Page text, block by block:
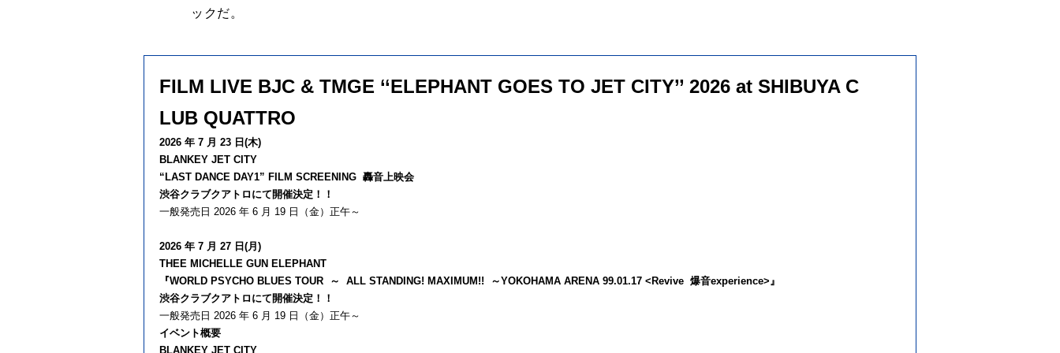
ックだ。
FILM LIVE BJC & TMGE ‘‘ELEPHANT GOES TO JET CITY’’ 2026 at SHIBUYA C
LUB QUATTRO
2026 年 7 月 23 日(木)
BLANKEY JET CITY
“LAST DANCE DAY1” FILM SCREENING 轟音上映会
渋谷クラブクアトロにて開催決定！！
一般発売日 2026 年 6 月 19 日（金）正午～
2026 年 7 月 27 日(月)
THEE MICHELLE GUN ELEPHANT
『WORLD PSYCHO BLUES TOUR ～ ALL STANDING! MAXIMUM!! ～YOKOHAMA ARENA 99.01.17 <Revive 爆音experience>』
渋谷クラブクアトロにて開催決定！！
一般発売日 2026 年 6 月 19 日（金）正午～
イベント概要
BLANKEY JET CITY